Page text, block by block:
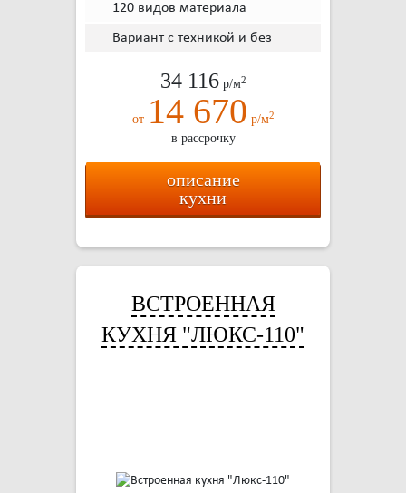
120 видов материала
Вариант с техникой и без
34 116р/м2
от 14 670 р/м2
в рассрочку
описание
кухни
ВСТРОЕННАЯ
КУХНЯ "ЛЮКС-110"